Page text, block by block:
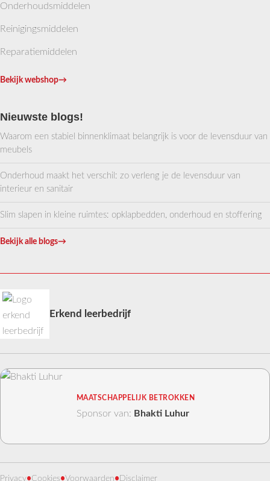
Onderhoudsmiddelen
Reinigingsmiddelen
Reparatiemiddelen
Bekijk webshop→
Nieuwste blogs!
Waarom een stabiel binnenklimaat belangrijk is voor de levensduur van
meubels
Onderhoud maakt het verschil: zo verleng je de levensduur van
interieur en sanitair
Slim slapen in kleine ruimtes: opklapbedden, onderhoud en stoffering
Bekijk alle blogs→
Erkend leerbedrijf
MAATSCHAPPELIJK BETROKKEN
Sponsor van: Bhakti Luhur
Privacy•Cookies•Voorwaarden• Disclaimer